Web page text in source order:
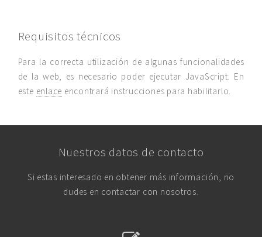
Requisitos técnicos
Para la correcta utilización de algunas funcionalidades
de la web, es necesario poder ejecutar JavaScript. En
este enlace encontrará instrucciones para habilitarlo.
Nuestros datos de contacto
Si estas interesado en obtener más información, no
dudes en contactar con nosotros.